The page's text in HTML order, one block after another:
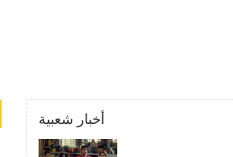
أخبار شعبية